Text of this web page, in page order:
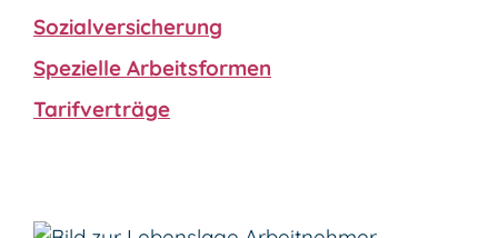
Sozialversicherung
Spezielle Arbeitsformen
Tarifverträge